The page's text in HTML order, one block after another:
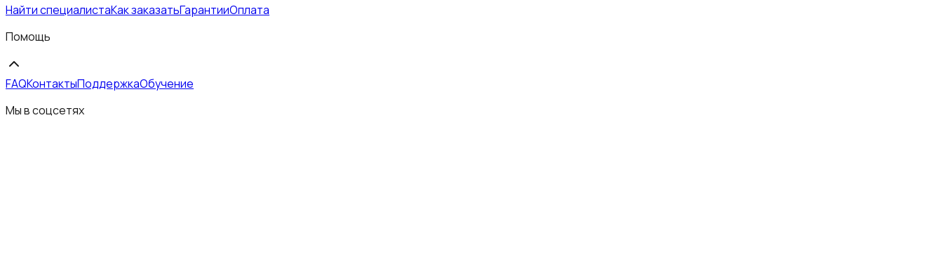
Найти специалистаКак заказатьГарантииОплата
Помощь
FAQКонтактыПоддержкаОбучение
Мы в соцсетях